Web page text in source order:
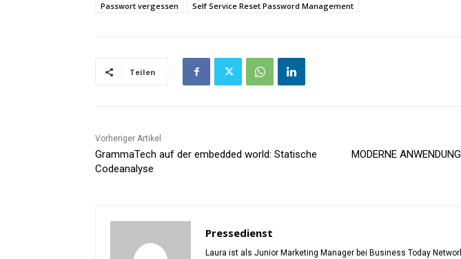
Passwort vergessen
Self Service Reset Password Management
Teilen
Vorheriger Artikel
GrammaTech auf der embedded world: Statische
Codeanalyse
MODERNE
Pressedienst
Laura ist als Junior Marketing Manager bei Business Today